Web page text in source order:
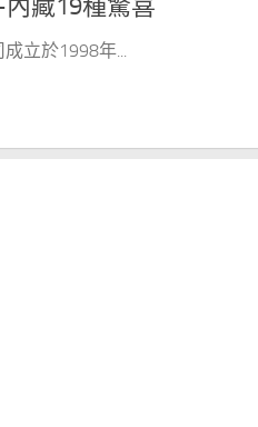
藏19種驚喜
立於1998年...